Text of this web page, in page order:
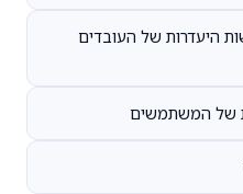
היעדרות של העובדים
של המשתמשים